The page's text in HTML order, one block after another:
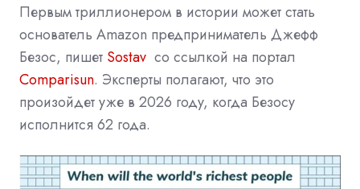
Первым триллионером в истории может стать
основатель Amazon предприниматель Джефф
Безос, пишет Sostav со ссылкой на портал
Comparisun. Эксперты полагают, что это
произойдет уже в 2026 году, когда Безосу
исполнится 62 года.